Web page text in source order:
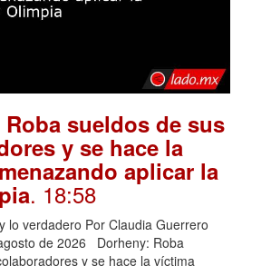
sueldos de sus
y se hace la
aplicar la
. 18:58
lo verdadero Por Claudia Guerrero
de 2026 Dorheny: Roba
y se hace la víctima